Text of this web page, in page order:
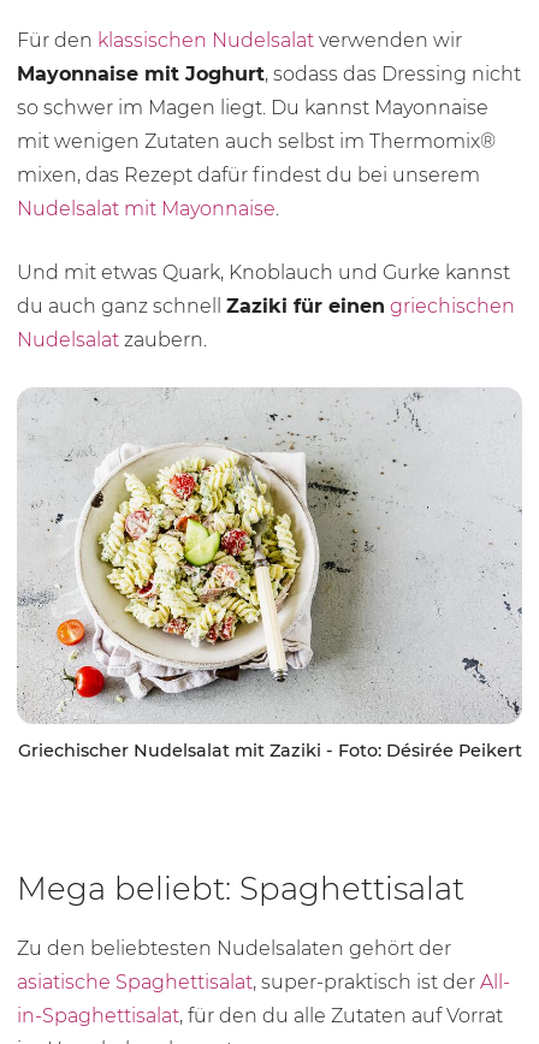
Für den klassischen Nudelsalat verwenden wir
Mayonnaise mit Joghurt, sodass das Dressing nicht
so schwer im Magen liegt. Du kannst Mayonnaise
mit wenigen Zutaten auch selbst im Thermomix®
mixen, das Rezept dafür findest du bei unserem
Nudelsalat mit Mayonnaise.
Und mit etwas Quark, Knoblauch und Gurke kannst
du auch ganz schnell Zaziki für einen griechischen
Nudelsalat zaubern.
Griechischer Nudelsalat mit Zaziki - Foto: Désirée Peikert
Mega beliebt: Spaghettisalat
Zu den beliebtesten Nudelsalaten gehört der
asiatische Spaghettisalat, super-praktisch ist der All-
in-Spaghettisalat, für den du alle Zutaten auf Vorrat